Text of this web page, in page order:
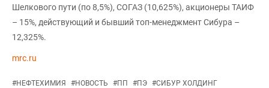
Шелкового пути (по 8,5%), СОГАЗ (10,625%), акционеры ТАИФ
– 15%, действующий и бывший топ-менеджмент Сибура –
12,325%.
mrc.ru
#НЕФТЕХИМИЯ #НОВОСТЬ #ПП #ПЭ #СИБУР ХОЛДИНГ